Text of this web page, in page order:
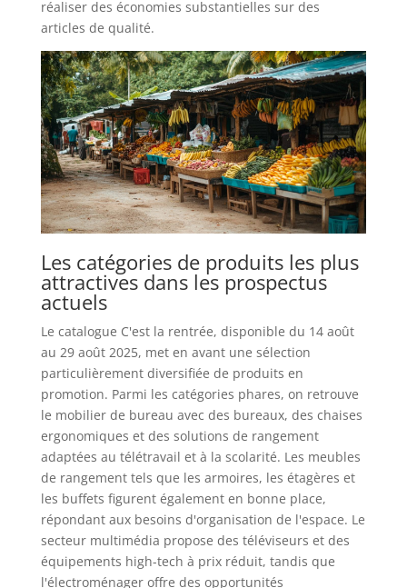
réaliser des économies substantielles sur des
articles de qualité.
Les catégories de produits les plus
attractives dans les prospectus
actuels
Le catalogue C'est la rentrée, disponible du 14 août
au 29 août 2025, met en avant une sélection
particulièrement diversifiée de produits en
promotion. Parmi les catégories phares, on retrouve
le mobilier de bureau avec des bureaux, des chaises
ergonomiques et des solutions de rangement
adaptées au télétravail et à la scolarité. Les meubles
de rangement tels que les armoires, les étagères et
les buffets figurent également en bonne place,
répondant aux besoins d'organisation de l'espace. Le
secteur multimédia propose des téléviseurs et des
équipements high-tech à prix réduit, tandis que
l'électroménager offre des opportunités